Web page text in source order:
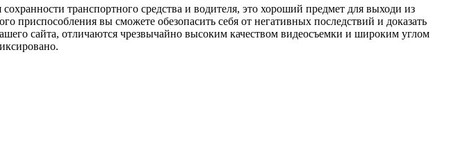
транспортного средства и водителя, это хороший предмет для выходи из
вы сможете обезопасить себя от негативных последствий и доказать
сайта, отличаются чрезвычайно высоким качеством видеосъемки и широким углом